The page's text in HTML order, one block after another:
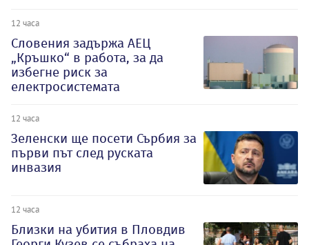
12 часа
Словения задържа АЕЦ
„Кръшко“ в работа, за да
избегне риск за
електросистемата
12 часа
Зеленски ще посети Сърбия за
първи път след руската
инвазия
12 часа
Близки на убития в Пловдив